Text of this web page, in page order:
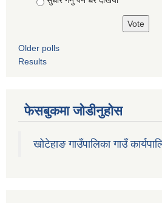
Older polls
Results
फेसबुकमा जोडीनुहोस
खोटेहाङ गाउँपालिका गाउँ